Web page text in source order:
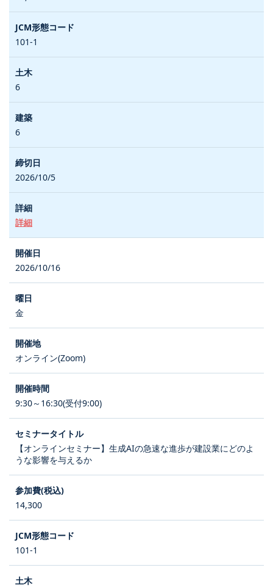
101-1
6
6
2026/10/5
詳細
2026/10/16
金
オンライン(Zoom)
9:30～16:30(受付9:00)
【オンラインセミナー】生成AIの急速な進歩が建設業にどのよ
うな影響を与えるか
14,300
101-1